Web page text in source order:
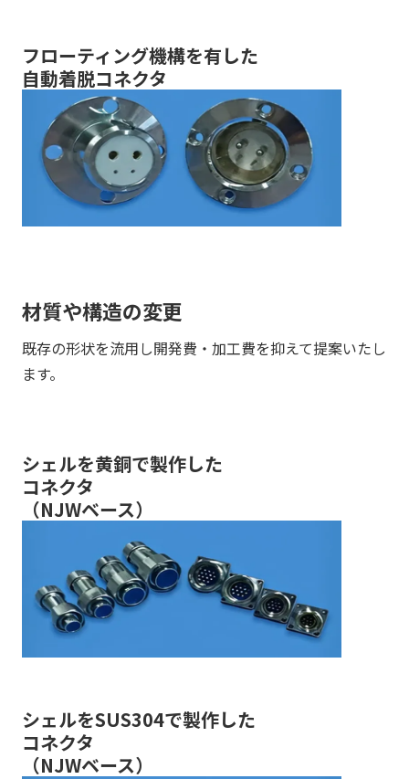
フローティング機構を有した
自動着脱コネクタ
材質や構造の変更
既存の形状を流用し開発費・加工費を抑えて提案いたし
ます。
シェルを黄銅で製作した
コネクタ
（NJWベース）
シェルをSUS304で製作した
コネクタ
（NJWベース）